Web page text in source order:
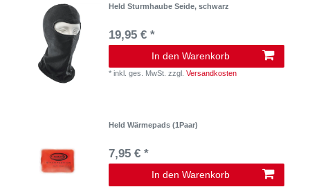
Held Sturmhaube Seide, schwarz
19,95 € *
In den Warenkorb
*inkl. ges. MwSt. zzgl.Versandkosten
Held Wärmepads (1Paar)
7,95 € *
In den Warenkorb